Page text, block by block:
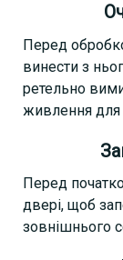
Перед
винести з
ретельно
живлення для
Перед
двері, щоб
зовнішнього